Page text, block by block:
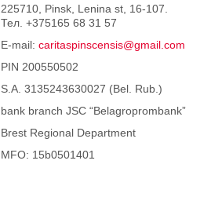
225710, Pinsk, Lenina st, 16-107.
Тел. +375165 68 31 57
E-mail: caritaspinscensis@gmail.com
PIN 200550502
S.A. 3135243630027 (Bel. Rub.)
bank branch JSC “Belagroprombank”
Brest Regional Department
MFO: 15b0501401